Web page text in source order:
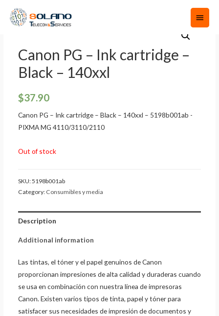
Canon PG – Ink cartridge –
Black – 140xxl
$37.90
Canon PG – Ink cartridge – Black – 140xxl – 5198b001ab -
PIXMA MG 4110/3110/2110
Out of stock
SKU:5198b001ab
Category: Consumibles y media
Description
Additional information
Las tintas, el tóner y el papel genuinos de Canon
proporcionan impresiones de alta calidad y duraderas cuando
se usa en combinación con nuestra línea de impresoras
Canon. Existen varios tipos de tinta, papel y tóner para
satisfacer sus necesidades de impresión de documentos y